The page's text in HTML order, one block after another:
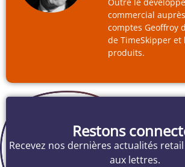
Outre le
commercial
comptes Geoffroy
de TimeSkipper et
produits.
Restons
Recevez nos dernières actualités
aux lettres.